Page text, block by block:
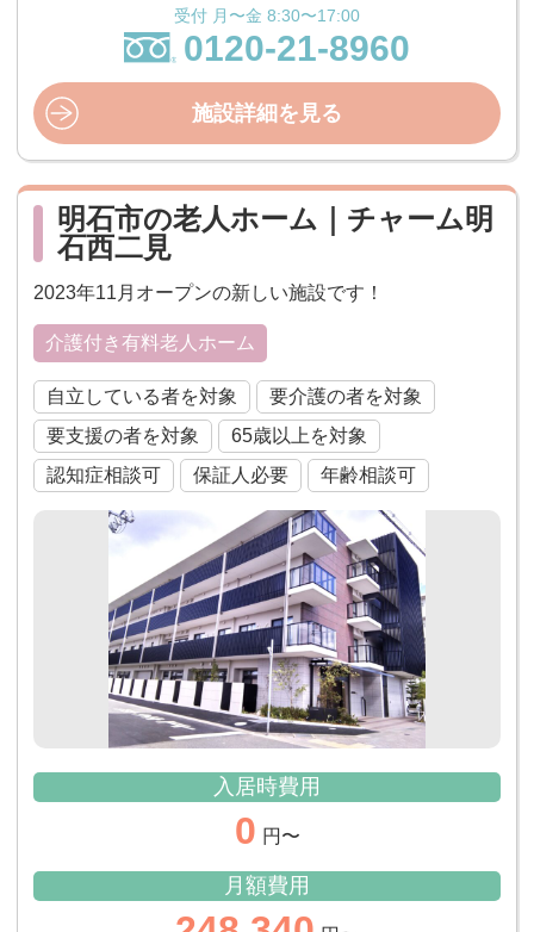
受付 月〜金 8:30〜17:00
0120-21-8960
施設詳細を見る
明石市の老人ホーム｜チャーム明
石西二見
2023年11月オープンの新しい施設です！
介護付き有料老人ホーム
自立している者を対象
要介護の者を対象
要支援の者を対象
65歳以上を対象
認知症相談可
保証人必要 年齢相談可
入居時費用
0 円〜
月額費用